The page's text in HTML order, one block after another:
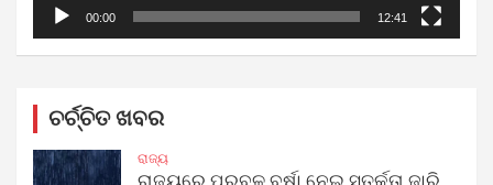
00:00 12:41
ଚର୍ଚ୍ଚିତ ଖବର
ରାଜ୍ୟ
ରାଜ୍ୟରେ ପ୍ରବଳ ବର୍ଷା ନେଇ ସତର୍କତା ଜାରି